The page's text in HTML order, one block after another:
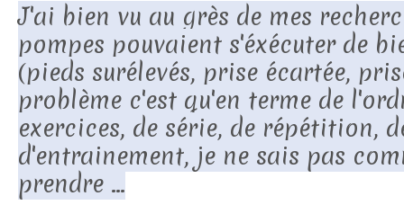
J'ai bien vu au grès de mes
pompes pouvaient s'éxécuter de
(pieds surélevés, prise écartée,
problème c'est qu'en terme de
exercices, de série, de répétition,
d'entrainement, je ne sais pas
prendre ...